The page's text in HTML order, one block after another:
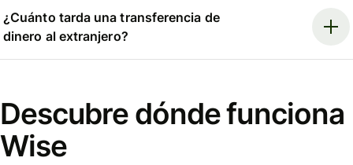
¿Cuánto tarda una transferencia de
dinero al extranjero?
Descubre dónde funciona
Wise